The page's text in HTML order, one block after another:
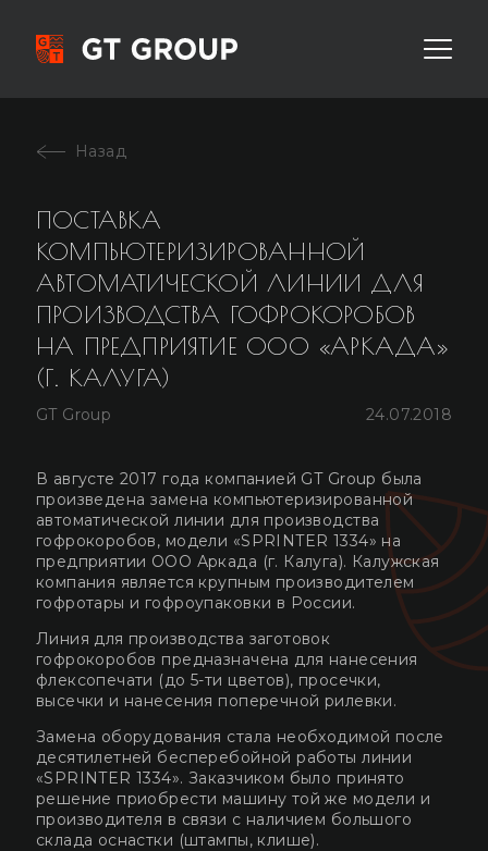
ПОСТАВКА
КОМПЬЮТЕРИЗИРОВАННОЙ
АВТОМАТИЧЕСКОЙ ЛИНИИ ДЛЯ
ПРОИЗВОДСТВА ГОФРОКОРОБОВ
НА ПРЕДПРИЯТИЕ ООО «АРКАДА»
(Г. КАЛУГА)
GT Group 24.07.2018
В августе 2017 года компанией GT Group была
произведена замена компьютеризированной
автоматической линии для производства
гофрокоробов, модели «SPRINTER 1334» на
предприятии ООО Аркада (г. Калуга). Калужская
компания является крупным производителем
гофротары и гофроупаковки в России.
Линия для производства заготовок
гофрокоробов предназначена для нанесения
флексопечати (до 5-ти цветов), просечки,
высечки и нанесения поперечной рилевки.
Замена оборудования стала необходимой после
десятилетней бесперебойной работы линии
«SPRINTER 1334». Заказчиком было принято
решение приобрести машину той же модели и
производителя в связи с наличием большого
склада оснастки (штампы, клише).